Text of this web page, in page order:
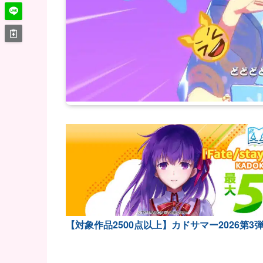
【対象作品2500点以上】カドサマー2026第3弾